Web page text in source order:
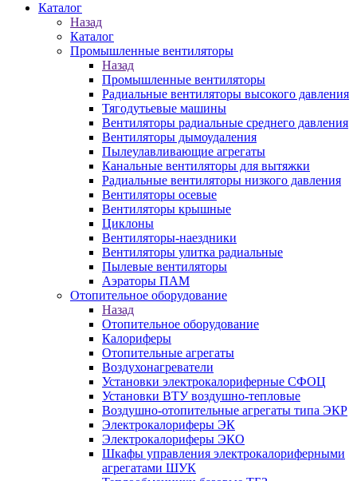
Каталог
Назад
Каталог
Промышленные вентиляторы
Назад
Промышленные вентиляторы
Радиальные вентиляторы высокого давления
Тягодутьевые машины
Вентиляторы радиальные среднего давления
Вентиляторы дымоудаления
Пылеулавливающие агрегаты
Канальные вентиляторы для вытяжки
Радиальные вентиляторы низкого давления
Вентиляторы осевые
Вентиляторы крышные
Циклоны
Вентиляторы-наездники
Вентиляторы улитка радиальные
Пылевые вентиляторы
Аэраторы ПАМ
Отопительное оборудование
Назад
Отопительное оборудование
Калориферы
Отопительные агрегаты
Воздухонагреватели
Установки электрокалориферные СФОЦ
Установки ВТУ воздушно-тепловые
Воздушно-отопительные агрегаты типа ЭКР
Электрокалориферы ЭК
Электрокалориферы ЭКО
Шкафы управления электрокалориферными
агрегатами ШУК